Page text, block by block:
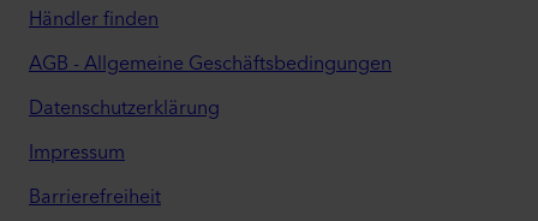
Händler finden
AGB - Allgemeine Geschäftsbedingungen
Datenschutzerklärung
Impressum
Barrierefreiheit